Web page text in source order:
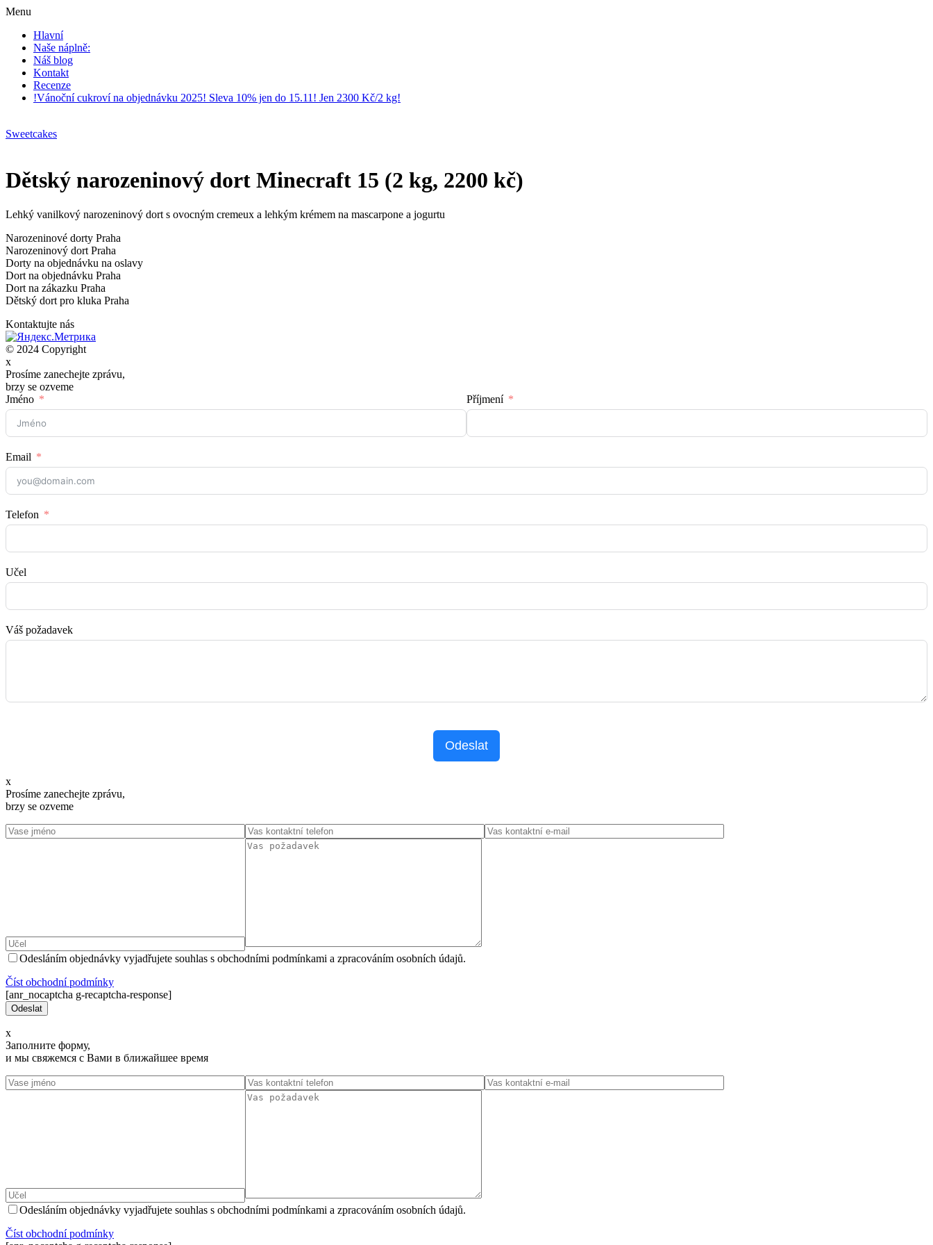
Menu
Hlavní
Naše náplně:
Náš blog
Kontakt
Recenze
!Vánoční cukroví na objednávku 2025! Sleva 10% jen do 15.11! Jen 2300 Kč/2 kg!
Sweetcakes
Dětský narozeninový dort Minecraft 15 (2 kg, 2200 kč)
Lehký vanilkový narozeninový dort s ovocným cremeux a lehkým krémem na mascarpone a jogurtu
Narozeninové dorty Praha
Narozeninový dort Praha
Dorty na objednávku na oslavy
Dort na objednávku Praha
Dort na zákazku Praha
Dětský dort pro kluka Praha
Kontaktujte nás
© 2024 Copyright
x
Prosíme zanechejte zprávu,
brzy se ozveme
Jméno
Příjmení
Email
Telefon
Učel
Váš požadavek
Odeslat
x
Prosíme zanechejte zprávu,
brzy se ozveme
Odesláním objednávky vyjadřujete souhlas s obchodními podmínkami a zpracováním osobních údajů.
Číst оbchodní podmínky
[anr_nocaptcha g-recaptcha-response]
x
Заполните форму,
и мы свяжемся с Вами в ближайшее время
Odesláním objednávky vyjadřujete souhlas s obchodními podmínkami a zpracováním osobních údajů.
Číst оbchodní podmínky